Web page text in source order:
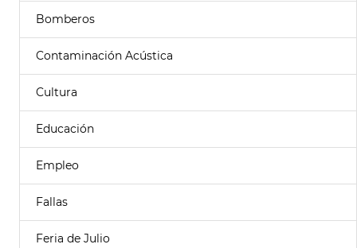
Bomberos
Contaminación Acústica
Cultura
Educación
Empleo
Fallas
Feria de Julio